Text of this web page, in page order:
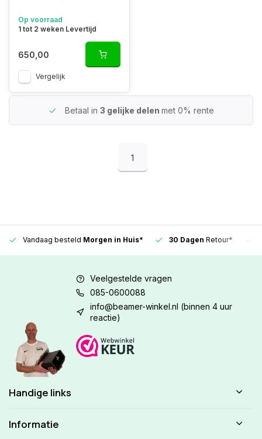
Op voorraad
1 tot 2 weken Levertijd
650,00
Vergelijk
Betaal in 3 gelijke delen met 0% rente
1
Vandaag besteld Morgen in Huis* 30 Dagen Retour*
Veelgestelde vragen
085-0600088
info@beamer-winkel.nl (binnen 4 uur
reactie)
Handige links
Informatie